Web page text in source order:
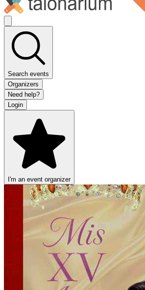
Search events
Organizers
Need help?
Login
I'm an event organizer